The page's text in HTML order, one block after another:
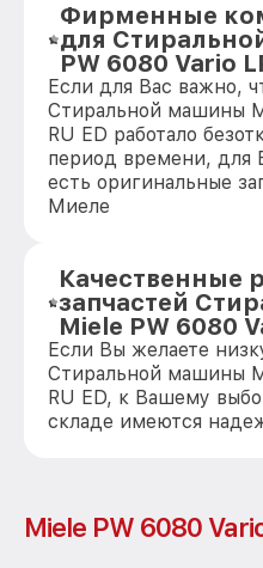
Фирменные
для
PW 6080 Vario
Если для Вас важно,
Стиральной машины
RU ED работало
период времени, для
есть оригинальные
Миеле
Качественные
запчастей
Miele PW 6080
Если Вы желаете
Стиральной машины
RU ED, к Вашему
складе имеются
Miele PW 6080